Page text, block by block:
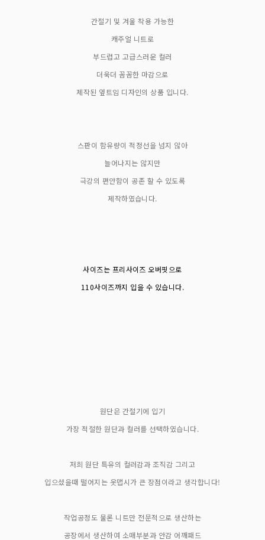
간절기 및 겨울 착용 가능한
캐주얼 니트로
부드럽고 고급스러운 컬러
더욱더 꼼꼼한 마감으로
제작된 옆트임 디자인의 상품 입니다.
스판이 함유량이 적정선을 넘지 않아
늘어나지는 않지만
극강의 편안함이 공존 할 수 있도록
제작하였습니다.
사이즈는 프리사이즈 오버핏으로
110사이즈까지 입을 수 있습니다.
원단은 간절기에 입기
가장 적절한 원단과 컬러를 선택하였습니다.
저희 원단 특유의 컬러감과 조직감 그리고
입으셨을때 떨어지는 옷맵시가 큰 장점이라고 생각합니다!
작업공정도 물론 니트만 전문적으로 생산하는
공장에서 생산하여 소매부분과 안감 어깨패드